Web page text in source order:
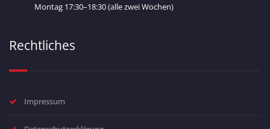
Montag 17:30–18:30 (alle zwei Wochen)
Rechtliches
Impressum